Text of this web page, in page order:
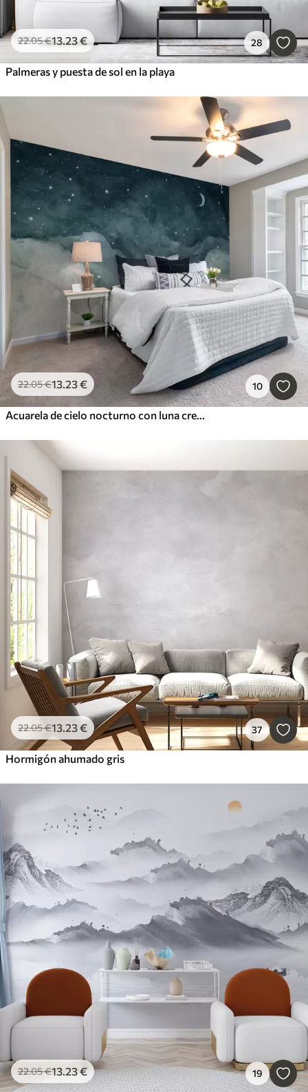
22.05€13.23€ 28
Palmeras y puesta de sol en la playa
22.05€13.23€ 10
Acuarela de cielo nocturno con luna creciente y estrellas brillantes en tonos azules
22.05€13.23€ 37
Hormigón ahumado gris
22.05€13.23€ 19